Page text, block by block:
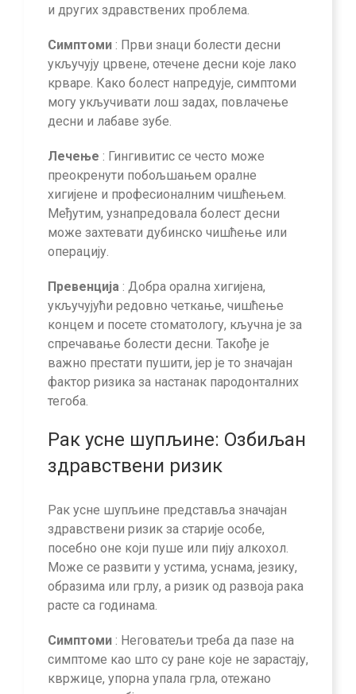
и других здравствених проблема.
Симптоми : Први знаци болести десни
укључују црвене, отечене десни које лако
крваре. Како болест напредује, симптоми
могу укључивати лош задах, повлачење
десни и лабаве зубе.
Лечење : Гингивитис се често може
преокренути побољшањем оралне
хигијене и професионалним чишћењем.
Међутим, узнапредовала болест десни
може захтевати дубинско чишћење или
операцију.
Превенција : Добра орална хигијена,
укључујући редовно четкање, чишћење
концем и посете стоматологу, кључна је за
спречавање болести десни. Такође је
важно престати пушити, јер је то значајан
фактор ризика за настанак пародонталних
тегоба.
Рак усне шупљине: Озбиљан
здравствени ризик
Рак усне шупљине представља значајан
здравствени ризик за старије особе,
посебно оне који пуше или пију алкохол.
Може се развити у устима, уснама, језику,
образима или грлу, а ризик од развоја рака
расте са годинама.
Симптоми : Неговатељи треба да пазе на
симптоме као што су ране које не зарастају,
квржице, упорна упала грла, отежано